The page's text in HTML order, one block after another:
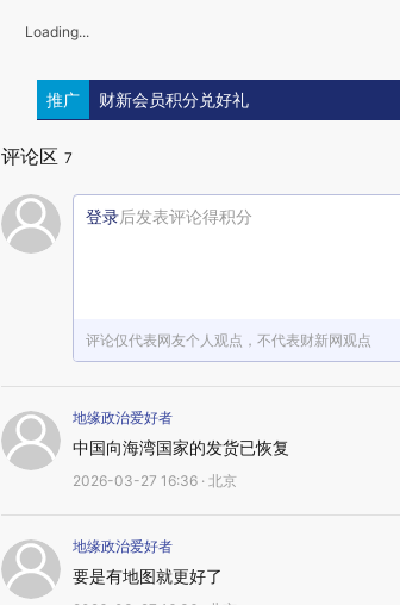
Loading...
推广 财新会员积分兑好礼
评论区 7
登录后发表评论得积分
评论仅代表网友个人观点，不代表财新网观点
地缘政治爱好者
中国向海湾国家的发货已恢复
2026-03-27 16:36 · 北京
地缘政治爱好者
要是有地图就更好了